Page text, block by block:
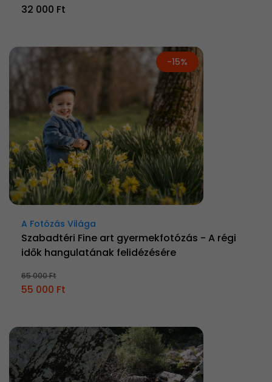
32 000 Ft
-15%
A Fotózás Világa
Szabadtéri Fine art gyermekfotózás - A régi
idők hangulatának felidézésére
65 000 Ft
55 000 Ft